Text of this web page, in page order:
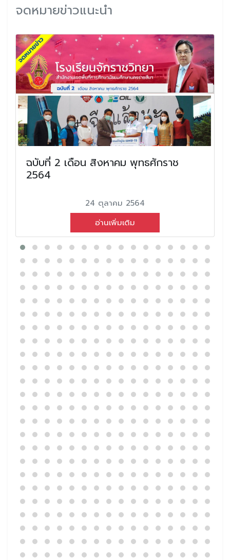
จดหมายข่าวแนะนำ
ฉบับที่ 2 เดือน สิงหาคม พุทธศักราช
2564
24 ตุลาคม 2564
อ่านเพิ่มเติม